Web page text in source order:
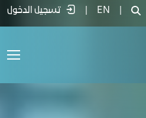
بالتعاون مع وزارة
EN تسجيل الدخول